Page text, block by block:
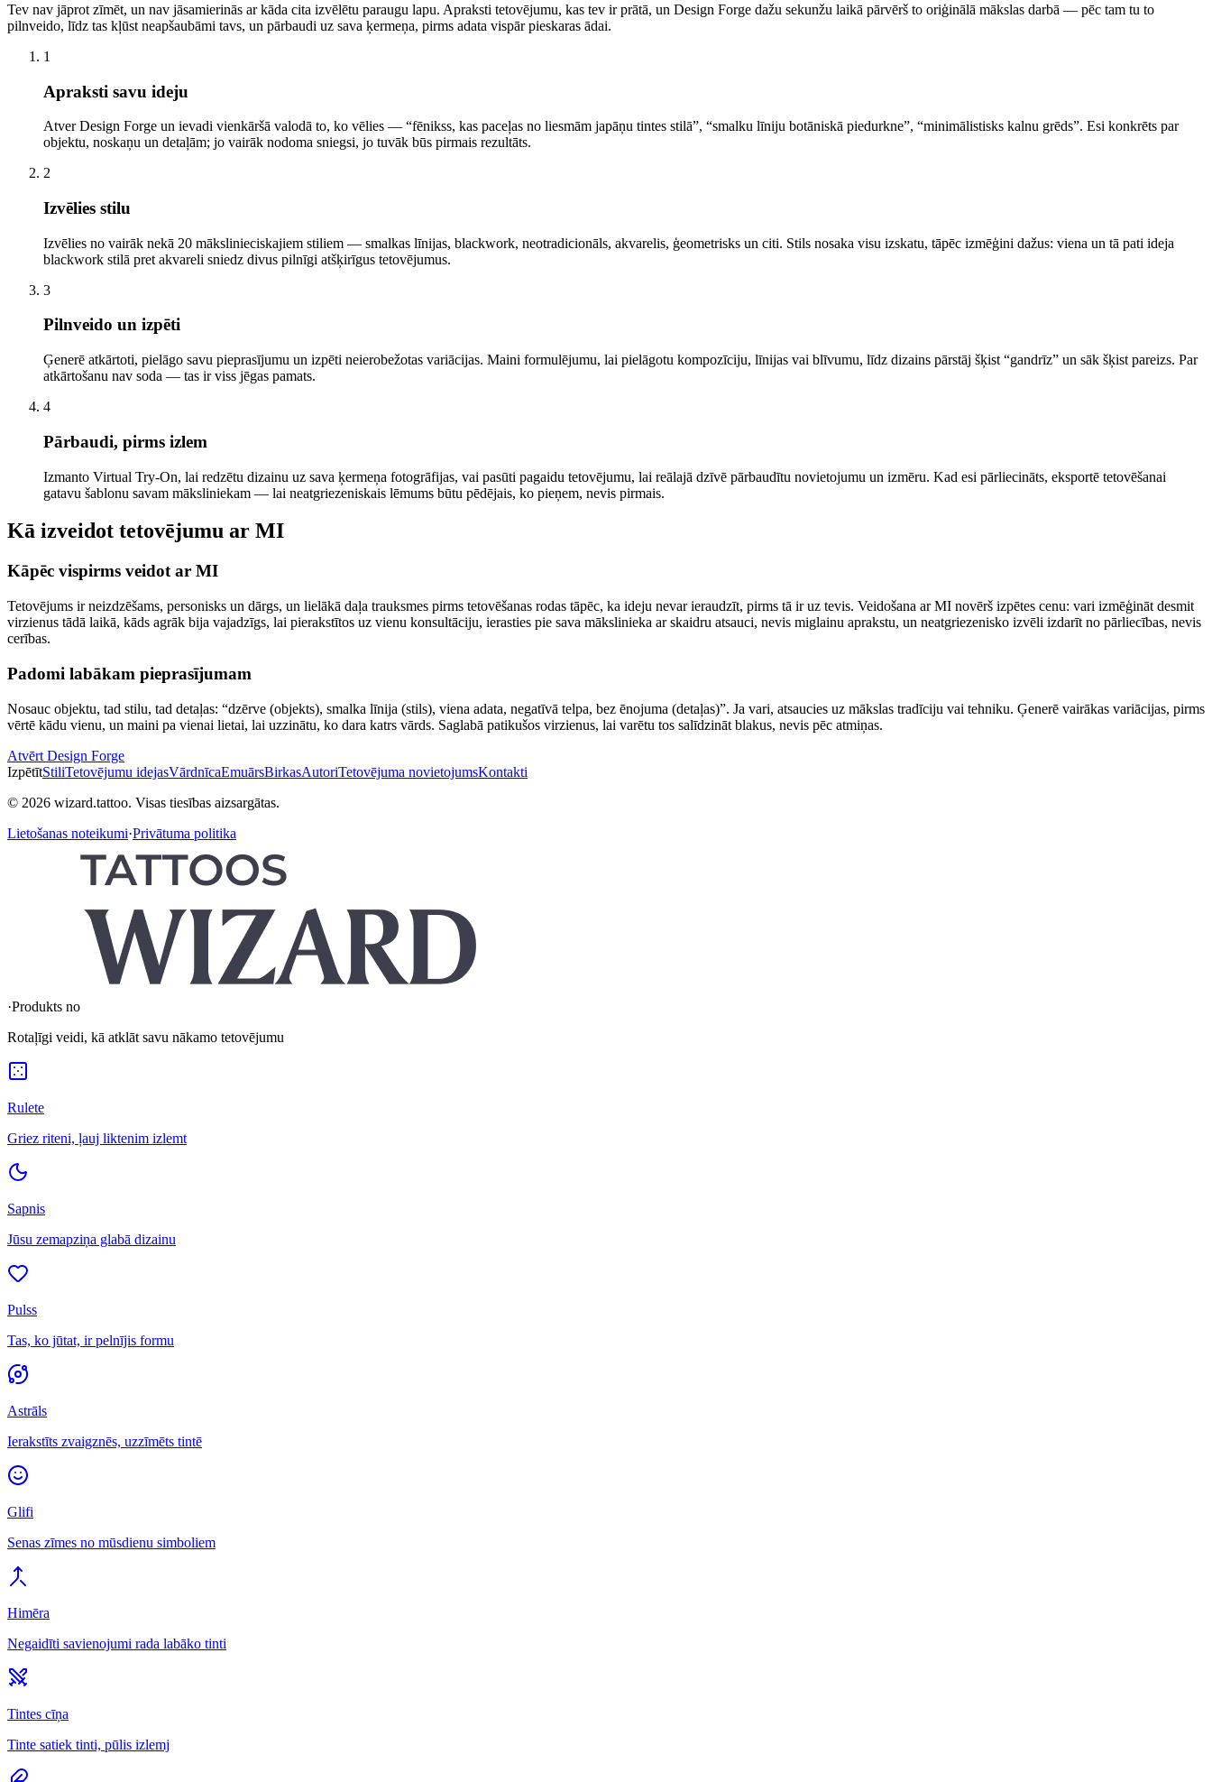
Tev nav jāprot zīmēt, un nav jāsamierinās ar kāda cita izvēlētu paraugu lapu. Apraksti tetovējumu, kas tev ir prātā, un Design Forge dažu sekunžu laikā pārvērš to oriģinālā mākslas darbā — pēc tam tu to
pilnveido, līdz tas kļūst neapšaubāmi tavs, un pārbaudi uz sava ķermeņa, pirms adata vispār pieskaras ādai.
1
Apraksti savu ideju
Atver Design Forge un ievadi vienkāršā valodā to, ko vēlies — “fēnikss, kas paceļas no liesmām japāņu tintes stilā”, “smalku līniju botāniskā piedurkne”, “minimālistisks kalnu grēds”. Esi konkrēts par
objektu, noskaņu un detaļām; jo vairāk nodoma sniegsi, jo tuvāk būs pirmais rezultāts.
2
Izvēlies stilu
Izvēlies no vairāk nekā 20 mākslinieciskajiem stiliem — smalkas līnijas, blackwork, neotradicionāls, akvarelis, ģeometrisks un citi. Stils nosaka visu izskatu, tāpēc izmēģini dažus: viena un tā pati ideja
blackwork stilā pret akvareli sniedz divus pilnīgi atšķirīgus tetovējumus.
3
Pilnveido un izpēti
Ģenerē atkārtoti, pielāgo savu pieprasījumu un izpēti neierobežotas variācijas. Maini formulējumu, lai pielāgotu kompozīciju, līnijas vai blīvumu, līdz dizains pārstāj šķist “gandrīz” un sāk šķist pareizs. Par
atkārtošanu nav soda — tas ir viss jēgas pamats.
4
Pārbaudi, pirms izlem
Izmanto Virtual Try-On, lai redzētu dizainu uz sava ķermeņa fotogrāfijas, vai pasūti pagaidu tetovējumu, lai reālajā dzīvē pārbaudītu novietojumu un izmēru. Kad esi pārliecināts, eksportē tetovēšanai
gatavu šablonu savam māksliniekam — lai neatgriezeniskais lēmums būtu pēdējais, ko pieņem, nevis pirmais.
Kā izveidot tetovējumu ar MI
Kāpēc vispirms veidot ar MI
Tetovējums ir neizdzēšams, personisks un dārgs, un lielākā daļa trauksmes pirms tetovēšanas rodas tāpēc, ka ideju nevar ieraudzīt, pirms tā ir uz tevis. Veidošana ar MI novērš izpētes cenu: vari izmēģināt desmit
virzienus tādā laikā, kāds agrāk bija vajadzīgs, lai pierakstītos uz vienu konsultāciju, ierasties pie sava mākslinieka ar skaidru atsauci, nevis miglainu aprakstu, un neatgriezenisko izvēli izdarīt no pārliecības, nevis
cerības.
Padomi labākam pieprasījumam
Nosauc objektu, tad stilu, tad detaļas: “dzērve (objekts), smalka līnija (stils), viena adata, negatīvā telpa, bez ēnojuma (detaļas)”. Ja vari, atsaucies uz mākslas tradīciju vai tehniku. Ģenerē vairākas variācijas, pirms
vērtē kādu vienu, un maini pa vienai lietai, lai uzzinātu, ko dara katrs vārds. Saglabā patikušos virzienus, lai varētu tos salīdzināt blakus, nevis pēc atmiņas.
Atvērt Design Forge
IzpētītStiliTetovējumu idejasVārdnīcaEmuārsBirkasAutoriTetovējuma novietojumsKontakti
© 2026 wizard.tattoo. Visas tiesības aizsargātas.
Lietošanas noteikumi·Privātuma politika
·Produkts no
Rotaļīgi veidi, kā atklāt savu nākamo tetovējumu
Rulete
Griez riteni, ļauj liktenim izlemt
Sapnis
Jūsu zemapziņa glabā dizainu
Pulss
Tas, ko jūtat, ir pelnījis formu
Astrāls
Ierakstīts zvaigznēs, uzzīmēts tintē
Glifi
Senas zīmes no mūsdienu simboliem
Himēra
Negaidīti savienojumi rada labāko tinti
Tintes cīņa
Tinte satiek tinti, pūlis izlemj